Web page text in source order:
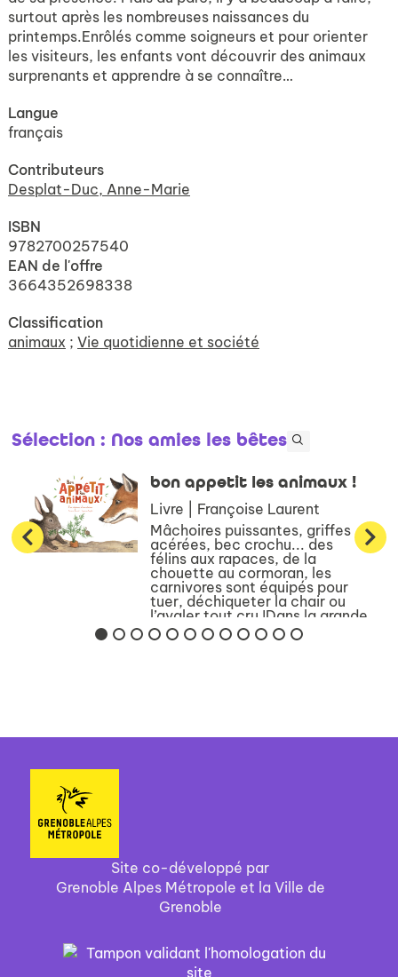
surtout après les nombreuses naissances du
printemps.Enrôlés comme soigneurs et pour orienter
les visiteurs, les enfants vont découvrir des animaux
surprenants et apprendre à se connaître…
Langue
français
Contributeurs
Desplat-Duc, Anne-Marie
ISBN
9782700257540
EAN de l'offre
3664352698338
Classification
animaux ; Vie quotidienne et société
Sélection : Nos amies les bêtes
bon appetit les animaux !
Livre | Françoise Laurent
Mâchoires puissantes, griffes
acérées, bec crochu... des
félins aux rapaces, de la
chouette au cormoran, les
carnivores sont équipés pour
tuer, déchiqueter la chair ou
l’avaler tout cru !Dans la grande
famille des végétariens, les...
Site co-développé par
Grenoble Alpes Métropole et la Ville de
Grenoble